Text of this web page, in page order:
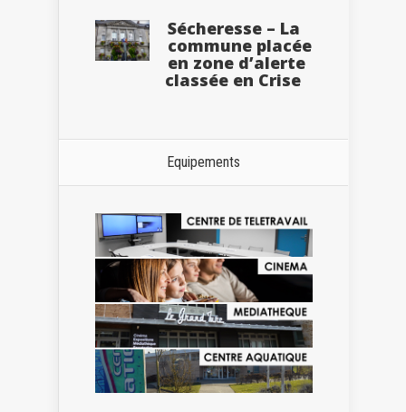
Sécheresse – La
commune placée
en zone d’alerte
classée en Crise
Equipements